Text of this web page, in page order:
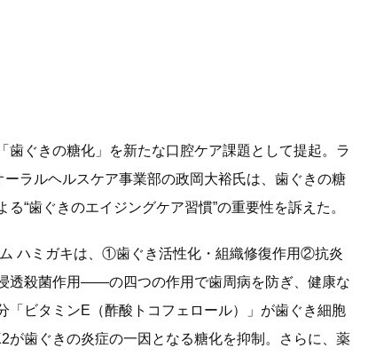
歯ぐきの糖化」を新たな口腔ケア課題として提起。ラ
ラルヘルスケア事業部の政岡大裕氏は、歯ぐきの糖
“歯ぐきのエイジングケア習慣”の重要性を訴えた。
ハミガキは、①歯ぐき活性化・組織修復作用②抗炎
殺菌作用――の四つの作用で歯周病を防ぎ、健康な
「ビタミンE（酢酸トコフェロール）」が歯ぐき細胞
が歯ぐきの炎症の一因となる糖化を抑制。さらに、薬